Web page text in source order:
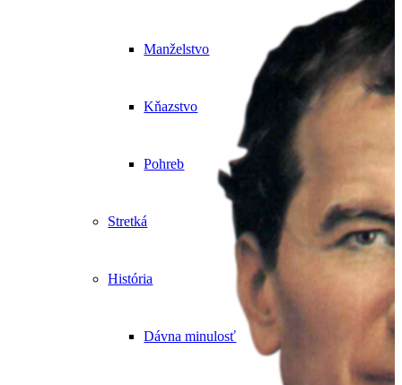
Manželstvo
Kňazstvo
Pohreb
Stretká
História
Dávna minulosť